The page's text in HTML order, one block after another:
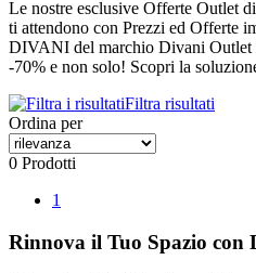
Le nostre esclusive Offerte Outlet
ti attendono con Prezzi ed Offerte
DIVANI del marchio Divani Outlet
-70% e non solo! Scopri la
Filtra risultati
Ordina per
0 Prodotti
1
Rinnova il Tuo Spazio con